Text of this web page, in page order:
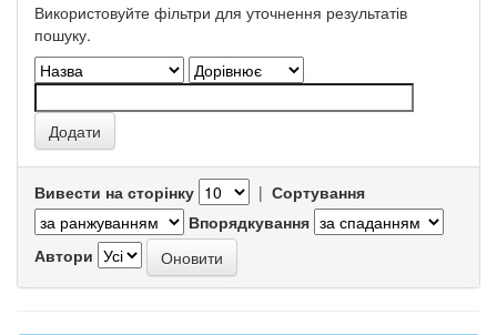
Використовуйте фільтри для уточнення результатів
пошуку.
Вивести на сторінку | Сортування
Впорядкування
Автори